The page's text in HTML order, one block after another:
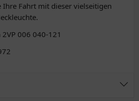
Ihre Fahrt mit dieser vielseitigen
006 040-121